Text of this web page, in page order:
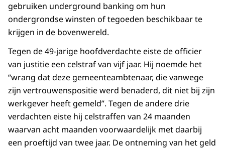
gebruiken underground banking om hun
ondergrondse winsten of tegoeden beschikbaar te
krijgen in de bovenwereld.
Tegen de 49-jarige hoofdverdachte eiste de officier
van justitie een celstraf van vijf jaar. Hij noemde het
“wrang dat deze gemeenteambtenaar, die vanwege
zijn vertrouwenspositie werd benaderd, dit niet bij zijn
werkgever heeft gemeld”. Tegen de andere drie
verdachten eiste hij celstraffen van 24 maanden
waarvan acht maanden voorwaardelijk met daarbij
een proeftijd van twee jaar. De ontneming van het geld